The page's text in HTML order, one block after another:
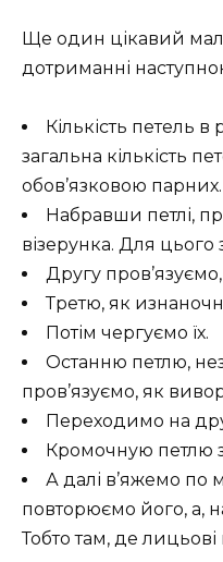
Ще один цікавий
дотриманні
Кількість петель
загальна кількість
обов’язковою парних.
Набравши петлі,
візерунка. Для
Другу
Третю, як
Потім чергуємо їх.
Останню петлю,
пров’язуємо, як
Переходимо на
Кромочную петлю
А далі в’яжемо по
повторюємо його, а,
Тобто там, де лицьові